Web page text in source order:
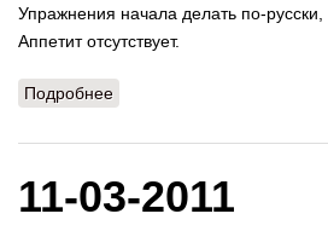
Упражнения начала делать по-русски,
Аппетит отсутствует.
Подробнее
11-03-2011